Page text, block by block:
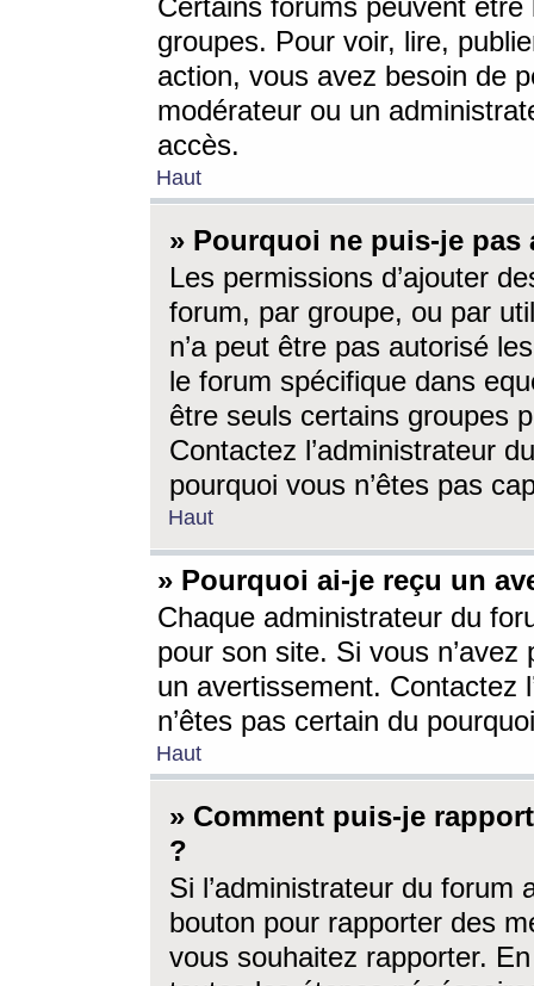
Certains forums peuvent être
groupes. Pour voir, lire,
action, vous avez besoin de
modérateur ou un
accès.
Haut
» Pourquoi ne puis-je
Les permissions d’ajouter
forum, par groupe, ou par
n’a peut être pas autorisé
le forum spécifique dans
être seuls certains groupes
Contactez l’administrateur
pourquoi vous n’êtes pas
Haut
» Pourquoi ai-je reçu un
Chaque administrateur du
pour son site. Si vous
un avertissement. Contactez
n’êtes pas certain du
Haut
» Comment puis-je
?
Si l’administrateur du forum
bouton pour rapporter des
vous souhaitez rapporter.